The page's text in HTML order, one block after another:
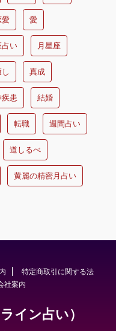
愛 愛
占い 月星座
真成
患 結婚
転職 週間占い
道しるべ
黄麗の精密月占い
特定商取引に関する法
社案内
イン占い）